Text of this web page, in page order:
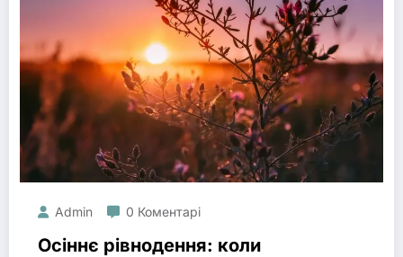
Admin 0 Коментарі
Осіннє рівнодення: коли